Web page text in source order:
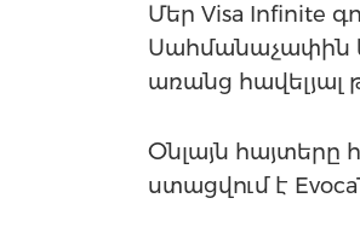
Մեր Visa Infinite
Սահմանաչափին
առանց հավելյալ
Օնլայն
ստացվում է